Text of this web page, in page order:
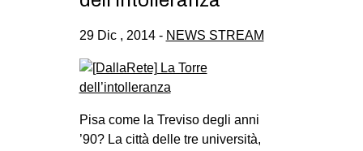
29 Dic , 2014 - NEWS STREAM
Pisa come la Tre­viso degli anni
’90? La città delle tre uni­ver­sità,